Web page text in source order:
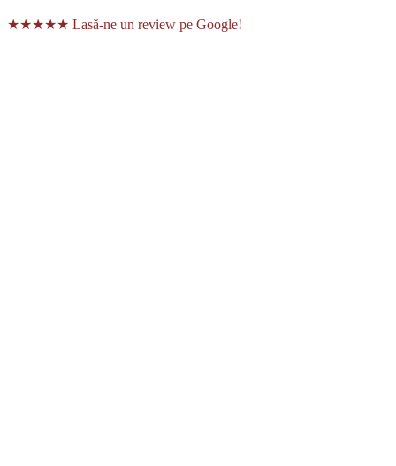
★★★★★ Lasă-ne un review pe Google!